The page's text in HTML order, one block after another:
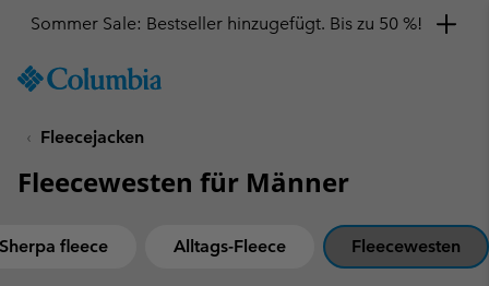
TO
SKIP
MAIN
SKIP
Sommer Sale: Bestseller hinzugefügt. Bis zu 50 %!
Fleecejacken
Fleecewesten für Männer
Sherpa fleece Alltags-Fleece Fleecewesten